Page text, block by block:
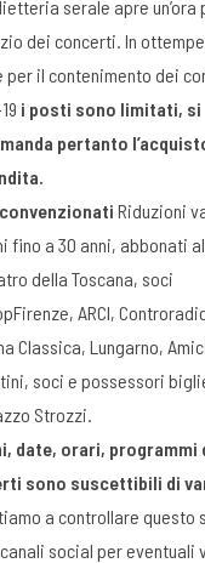
serale apre un’ora
dei concerti. In
per il contenimento dei
i posti sono limitati, si
pertanto
Riduzioni
fino a 30 anni, abbonati
della Toscana, soci
ARCI,
Classica, Lungarno,
soci e possessori
Strozzi.
date, orari, programmi
sono suscettibili di
a controllare questo
social per eventuali